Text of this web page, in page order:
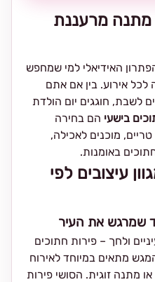
מתנה מרעננת
האידיאלי למי שמחפש
אירוע. בין אם אתם
לשבת, חוגגים יום הולדת
בישעי הם בחירה
מוכנים לאכילה,
באומנות.
עיצובים לפי
שמרגש את העיר
ולחך – פירות חתוכים
מתאים במיוחד לאירוח
מתנה זוגית. הסושי פירות